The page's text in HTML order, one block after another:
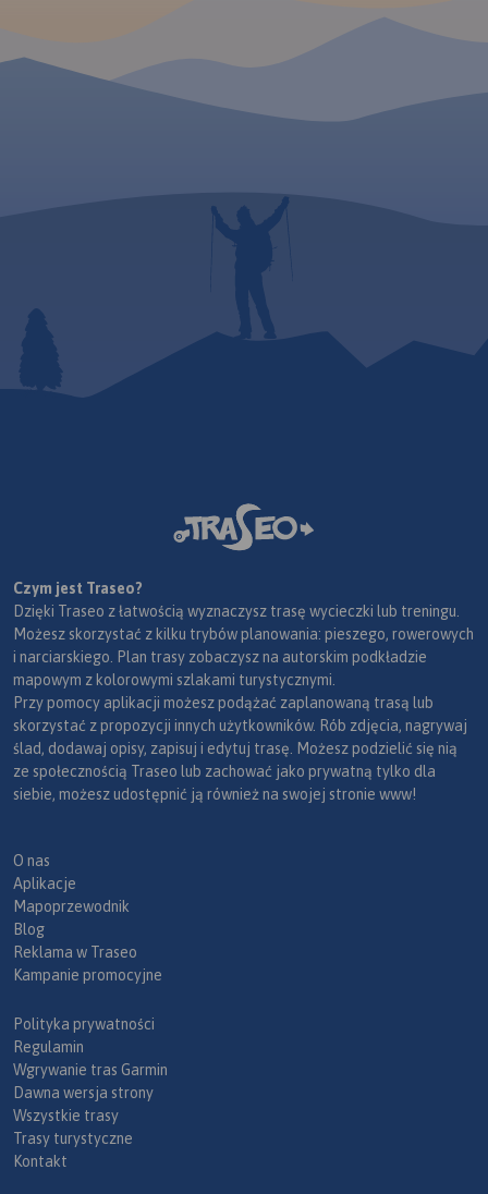
Czym jest Traseo?
Dzięki Traseo z łatwością wyznaczysz trasę wycieczki lub treningu.
Możesz skorzystać z kilku trybów planowania: pieszego, rowerowych
i narciarskiego. Plan trasy zobaczysz na autorskim podkładzie
mapowym z kolorowymi szlakami turystycznymi.
Przy pomocy aplikacji możesz podążać zaplanowaną trasą lub
skorzystać z propozycji innych użytkowników. Rób zdjęcia, nagrywaj
ślad, dodawaj opisy, zapisuj i edytuj trasę. Możesz podzielić się nią
ze społecznością Traseo lub zachować jako prywatną tylko dla
siebie, możesz udostępnić ją również na swojej stronie www!
O nas
Aplikacje
Mapoprzewodnik
Blog
Reklama w Traseo
Kampanie promocyjne
Polityka prywatności
Regulamin
Wgrywanie tras Garmin
Dawna wersja strony
Wszystkie trasy
Trasy turystyczne
Kontakt